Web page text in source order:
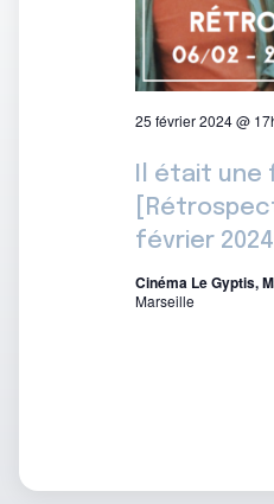
25 février 2024 @
Il était une
février
Cinéma Le Gyptis,
Marseille